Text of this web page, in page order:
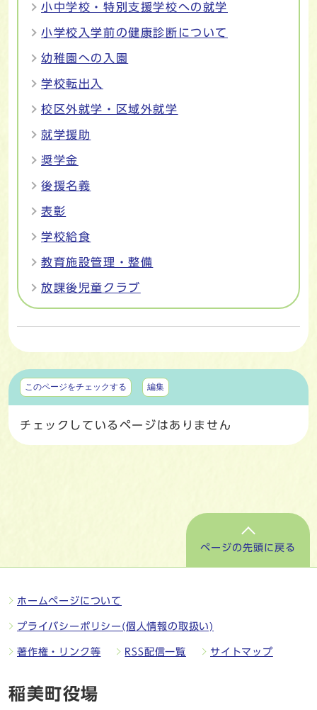
小中学校・特別支援学校への就学
小学校入学前の健康診断について
幼稚園への入園
学校転出入
校区外就学・区域外就学
就学援助
奨学金
後援名義
表彰
学校給食
教育施設管理・整備
放課後児童クラブ
マイページ
このページをチェックする 編集
チェックしているページはありません
ページの先頭に戻る
ホームページについて
プライバシーポリシー(個人情報の取扱い)
著作権・リンク等 RSS配信一覧 サイトマップ
稲美町役場